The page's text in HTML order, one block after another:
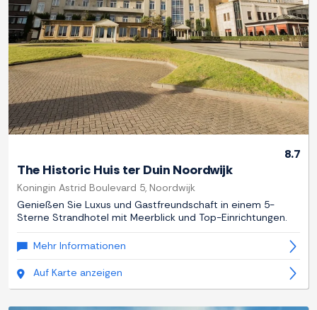
8.7
The Historic Huis ter Duin Noordwijk
Koningin Astrid Boulevard 5, Noordwijk
Genießen Sie Luxus und Gastfreundschaft in einem 5-
Sterne Strandhotel mit Meerblick und Top-Einrichtungen.
Mehr Informationen
Auf Karte anzeigen